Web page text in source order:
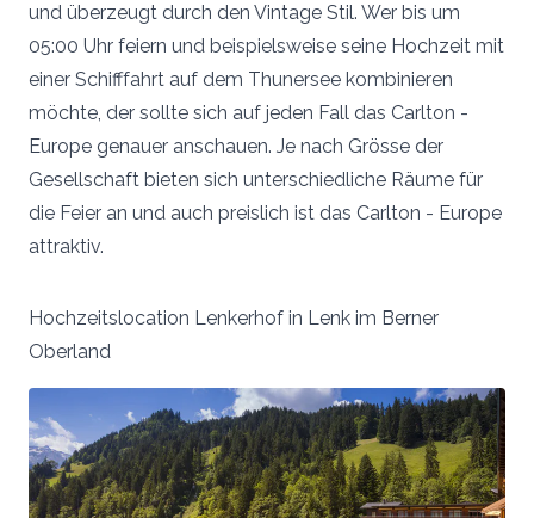
und überzeugt durch den Vintage Stil. Wer bis um
05:00 Uhr feiern und beispielsweise seine Hochzeit mit
einer Schifffahrt auf dem Thunersee kombinieren
möchte, der sollte sich auf jeden Fall das Carlton -
Europe genauer anschauen. Je nach Grösse der
Gesellschaft bieten sich unterschiedliche Räume für
die Feier an und auch preislich ist das Carlton - Europe
attraktiv.
Hochzeitslocation Lenkerhof in Lenk im Berner
Oberland